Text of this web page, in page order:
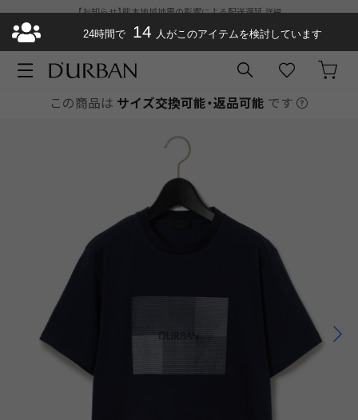
【お知らせ】熊本地域地震の影響による配送遅延詳細
ダーバン公式オンラインストアがリニューアルオープン ¥11,000以上で送料
無料
お急ぎ便が選べるようになりました
この商品は サイズ交換可能・返品可能 です
24時間で 14 人がこのアイテムを検討しています